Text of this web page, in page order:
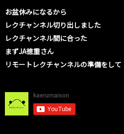
お盆休みになるから
レクチャンネル切り出しました
レクチャンネル間に合った
まずJA徳重さん
リモートレクチャンネルの準備をして